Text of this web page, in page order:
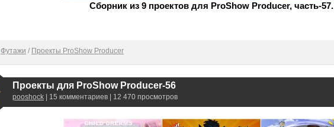
Сборник из 9 проектов для ProShow Producer, часть-57.
Футажи / Проекты ProShow Producer
Проекты для ProShow Producer-56
pooshock | 15 комментариев | 12 470 просмотров